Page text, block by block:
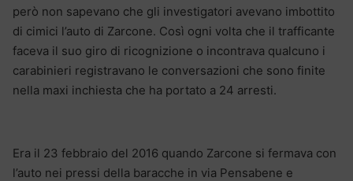
però non sapevano che gli investigatori avevano imbottito
di cimici l’auto di Zarcone. Così ogni volta che il trafficante
faceva il suo giro di ricognizione o incontrava qualcuno i
carabinieri registravano le conversazioni che sono finite
nella maxi inchiesta che ha portato a 24 arresti.
Era il 23 febbraio del 2016 quando Zarcone si fermava con
l’auto nei pressi della baracche in via Pensabene e